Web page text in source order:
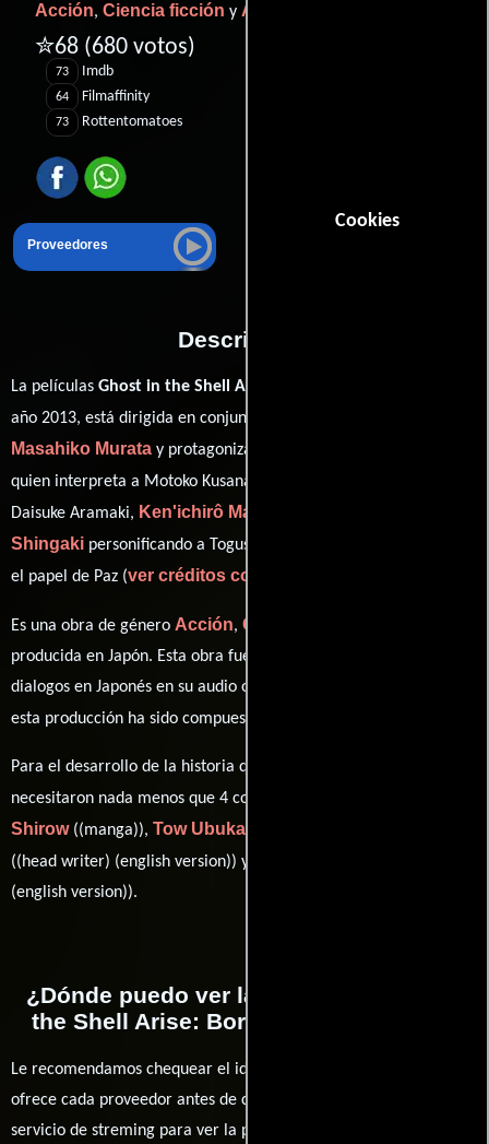
Cookies
Acción, Ciencia ficción y Animación
✮68 (680 votos)
73 Imdb
64 Filmaffinity
73 Rottentomatoes
Proveedores
Descripción
La películas Ghost in the Shell Arise: Border 1 - Ghost Pain
año 2013, está dirigida en conjunto por
Masahiko Murata y protagonizada por
quien interpreta a Motoko Kusanagi,
Daisuke Aramaki, Ken'ichirô Matsuda
Shingaki personificando a Togusa y
el papel de Paz (ver créditos completos
Es una obra de género Acción, Ciencia ficción
producida en Japón. Esta obra fue grabada originalmente con
dialogos en Japonés en su audio original. La banda sonora para
esta producción ha sido compuesta por
Para el desarrollo de la historia que cuenta esta obra, se
necesitaron nada menos que 4 colaboraciones.
Shirow((manga)), Tow Ubukata
((head writer) (english version)) y
(english version)).
¿Dónde puedo ver la películas Ghost in
the Shell Arise: Border 1 - Ghost Pain?
Le recomendamos chequear el idioma, doblaje o subtítulos que
ofrece cada proveedor antes de comprar, alquilar o contratar un
servicio de streming para ver la películas.